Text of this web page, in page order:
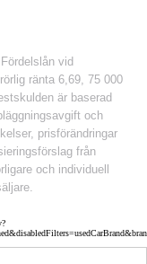
vid
ränta 6,69, 75 000
är baserad
och
prisförändringar
från
och individuell